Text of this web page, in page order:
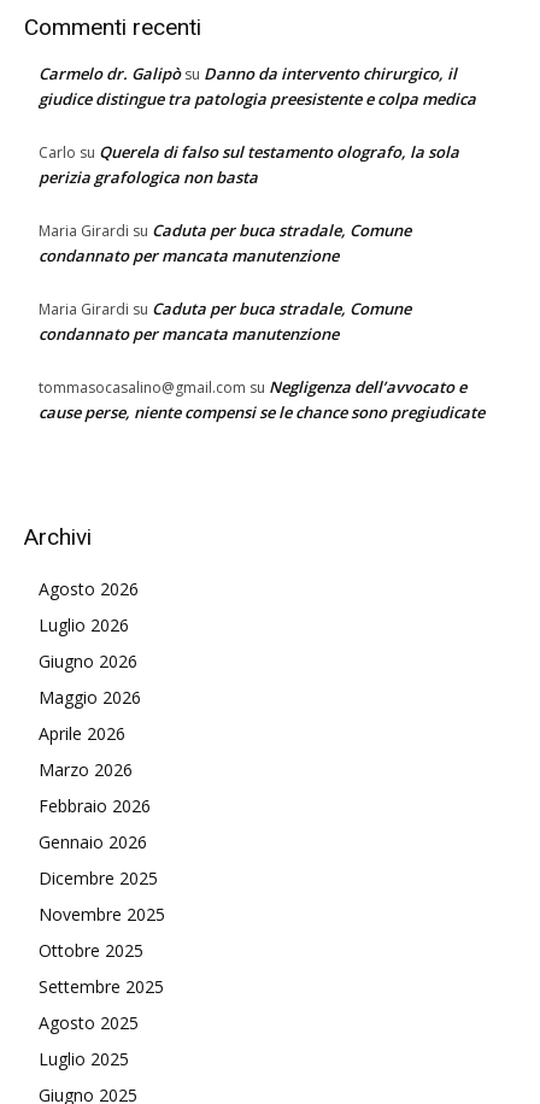
Commenti recenti
Carmelo dr. Galipòsu Danno da intervento chirurgico, il
giudice distingue tra patologia preesistente e colpa medica
Carlo su Querela di falso sul testamento olografo, la sola
perizia grafologica non basta
Maria Girardi su Caduta per buca stradale, Comune
condannato per mancata manutenzione
Maria Girardi su Caduta per buca stradale, Comune
condannato per mancata manutenzione
tommasocasalino@gmail.com su Negligenza dell’avvocato e
cause perse, niente compensi se le chance sono pregiudicate
Archivi
Agosto 2026
Luglio 2026
Giugno 2026
Maggio 2026
Aprile 2026
Marzo 2026
Febbraio 2026
Gennaio 2026
Dicembre 2025
Novembre 2025
Ottobre 2025
Settembre 2025
Agosto 2025
Luglio 2025
Giugno 2025